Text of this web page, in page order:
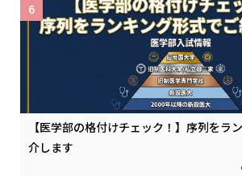
【医学部の格付けチェック！】序列をラ
介します
6